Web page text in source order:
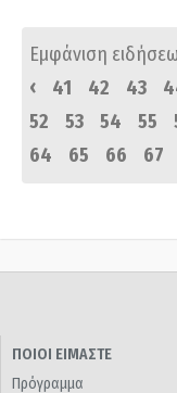
Εμφάνιση
‹
41 42 43
52
53 54 55
64
65 66 67
ΠΟΙΟΙ ΕΙΜΑΣΤΕ
Πρόγραμμα